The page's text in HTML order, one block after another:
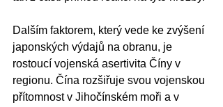
Dalším faktorem, který vede ke zvýšení
japonských výdajů na obranu, je
rostoucí vojenská asertivita Číny v
regionu. Čína rozšiřuje svou vojenskou
přítomnost v Jihočínském moři a v